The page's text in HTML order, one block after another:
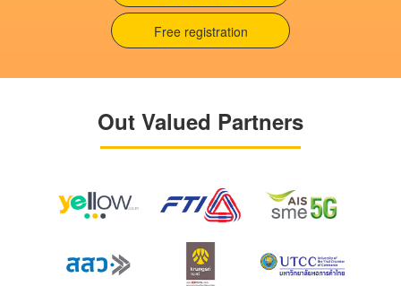
Free registration
Out Valued Partners